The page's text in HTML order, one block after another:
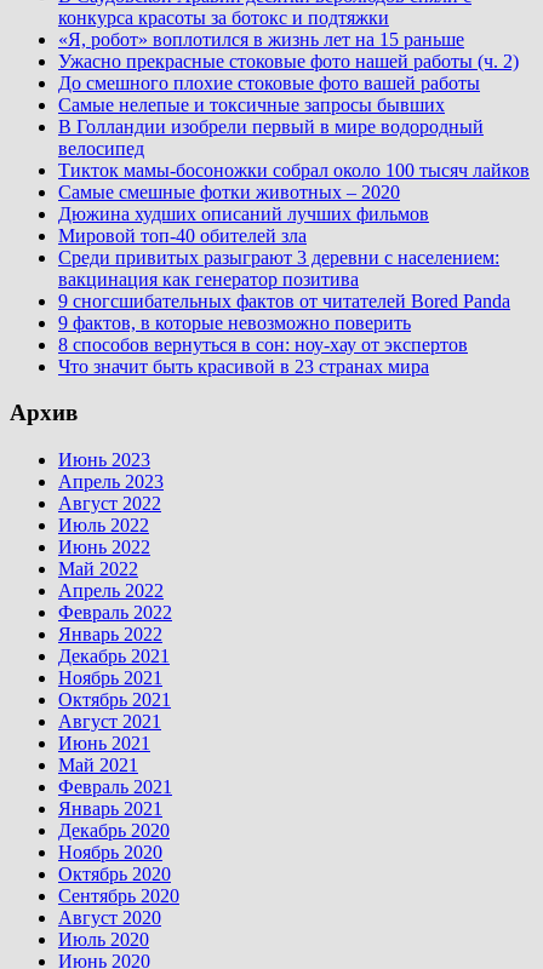
конкурса красоты за ботокс и подтяжки
«Я, робот» воплотился в жизнь лет на 15 раньше
Ужасно прекрасные стоковые фото нашей работы (ч. 2)
До смешного плохие стоковые фото вашей работы
Самые нелепые и токсичные запросы бывших
В Голландии изобрели первый в мире водородный
велосипед
Тикток мамы-босоножки собрал около 100 тысяч лайков
Самые смешные фотки животных – 2020
Дюжина худших описаний лучших фильмов
Мировой топ-40 обителей зла
Среди привитых разыграют 3 деревни с населением:
вакцинация как генератор позитива
9 сногсшибательных фактов от читателей Bored Panda
9 фактов, в которые невозможно поверить
8 способов вернуться в сон: ноу-хау от экспертов
Что значит быть красивой в 23 странах мира
Архив
Июнь 2023
Апрель 2023
Август 2022
Июль 2022
Июнь 2022
Май 2022
Апрель 2022
Февраль 2022
Январь 2022
Декабрь 2021
Ноябрь 2021
Октябрь 2021
Август 2021
Июнь 2021
Май 2021
Февраль 2021
Январь 2021
Декабрь 2020
Ноябрь 2020
Октябрь 2020
Сентябрь 2020
Август 2020
Июль 2020
Июнь 2020